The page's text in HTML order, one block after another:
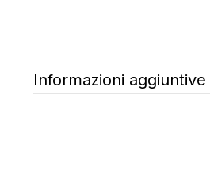
Informazioni aggiuntive